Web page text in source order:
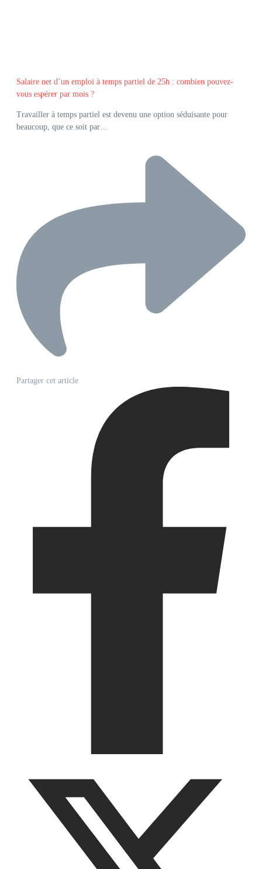
Salaire net d’un emploi à temps partiel de 25h : combien pouvez-
vous espérer par mois ?
Travailler à temps partiel est devenu une option séduisante pour
beaucoup, que ce soit par…
Partager cet article